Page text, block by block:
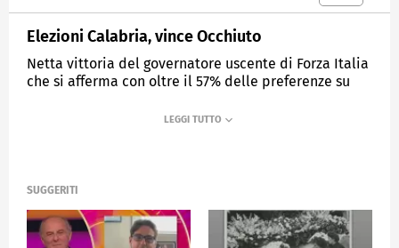
Elezioni Calabria, vince Occhiuto
Netta vittoria del governatore uscente di Forza Italia
che si afferma con oltre il 57% delle preferenze su
SUGGERITI